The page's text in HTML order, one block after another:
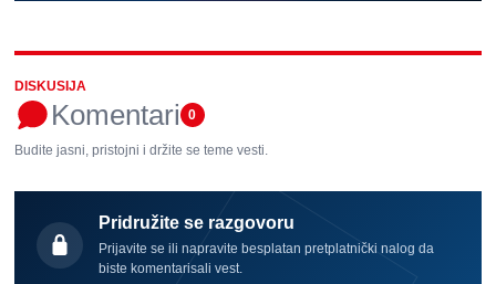
DISKUSIJA
Komentari 0
Budite jasni, pristojni i držite se teme vesti.
Pridružite se razgovoru
Prijavite se ili napravite besplatan pretplatnički nalog da
biste komentarisali vest.